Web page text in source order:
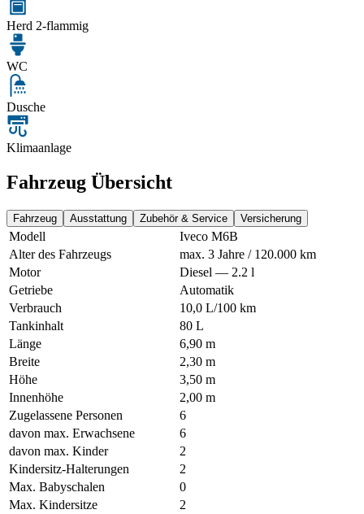
Herd 2-flammig
WC
Dusche
Klimaanlage
Fahrzeug Übersicht
Fahrzeug Ausstattung Zubehör & Service Versicherung
Modell
Iveco M6B
Alter des Fahrzeugs
max. 3 Jahre / 120.000 km
Motor
Diesel — 2.2 l
Getriebe
Automatik
Verbrauch
10,0 L/100 km
Tankinhalt
80 L
Länge
6,90 m
Breite
2,30 m
Höhe
3,50 m
Innenhöhe
2,00 m
Zugelassene Personen
6
davon max. Erwachsene
6
davon max. Kinder
2
Kindersitz-Halterungen
2
Max. Babyschalen
0
Max. Kindersitze
2